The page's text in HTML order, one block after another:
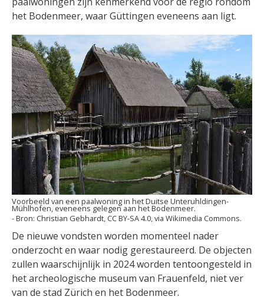
het Bodenmeer, waar Güttingen eveneens aan ligt.
Voorbeeld van een paalwoning in het Duitse Unteruhldingen-
Mühlhofen, eveneens gelegen aan het Bodenmeer.
Christian Gebhardt, CC BY-SA 4.0, via Wikimedia Commons.
De nieuwe vondsten worden momenteel nader
onderzocht en waar nodig gerestaureerd. De objecten
zullen waarschijnlijk in 2024 worden tentoongesteld in
het archeologische museum van Frauenfeld, niet ver
van de stad Zürich en het Bodenmeer.